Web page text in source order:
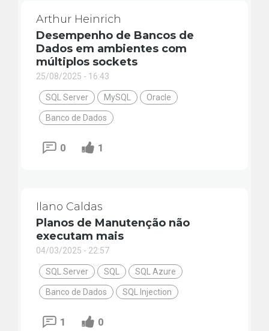
Arthur Heinrich
Desempenho de Bancos de
Dados em ambientes com
múltiplos sockets
25/08/2025 - 16:43
SQL Server MySQL Oracle
Banco de Dados
0 1
Ilano Caldas
Planos de Manutenção não
executam mais
04/03/2025 - 22:57
SQL Server SQL SQL Azure
Banco de Dados SQL Injection
1 0